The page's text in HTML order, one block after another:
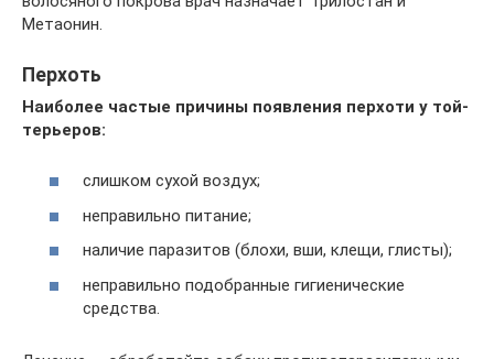
Метаонин.
Перхоть
Наиболее частые причины появления перхоти у той-
терьеров:
слишком сухой воздух;
неправильно питание;
наличие паразитов (блохи, вши, клещи, глисты);
неправильно подобранные гигиенические
средства.